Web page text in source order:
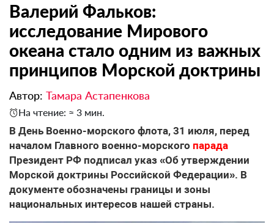
Валерий Фальков:
исследование Мирового
океана стало одним из важных
принципов Морской доктрины
Автор: Тамара Астапенкова
На чтение: ≈ 3 мин.
В День Военно-морского флота, 31 июля, перед
началом Главного военно-морского парада
Президент РФ подписал указ «Об утверждении
Морской доктрины Российской Федерации». В
документе обозначены границы и зоны
национальных интересов нашей страны.